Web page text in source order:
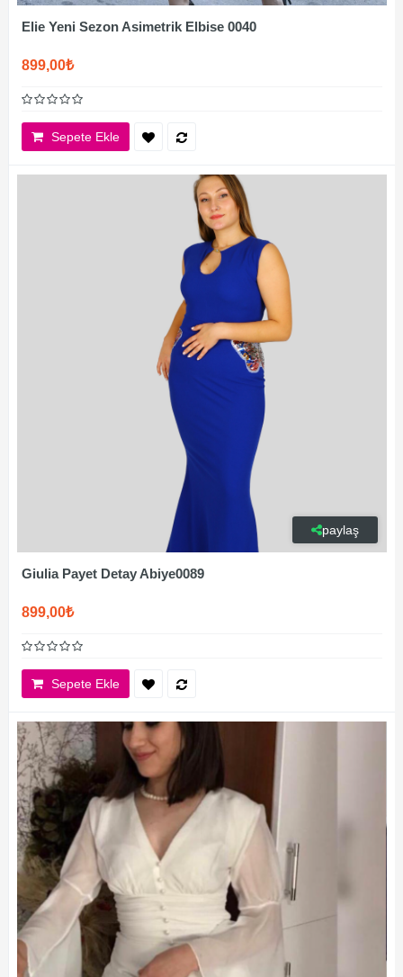
Elie Yeni Sezon Asimetrik Elbise 0040
899,00₺
Sepete Ekle
paylaş
Giulia Payet Detay Abiye0089
899,00₺
Sepete Ekle